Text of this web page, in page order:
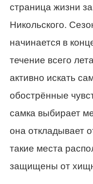
страница жизни
Никольского.
начинается в
течение всего
активно искать
обострённые
самка выбирает
она откладывает
такие места
защищены от